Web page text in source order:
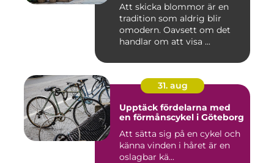
Att skicka blommor är en
tradition som aldrig blir
omodern. Oavsett om det
handlar om att visa ...
31. aug
Upptäck fördelarna med
en förmånscykel i Göteborg
Att sätta sig på en cykel och
känna vinden i håret är en
oslagbar kä...